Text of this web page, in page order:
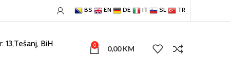
BS EN DE IT SL TR
13,Tešanj, BiH 0 0,00KM